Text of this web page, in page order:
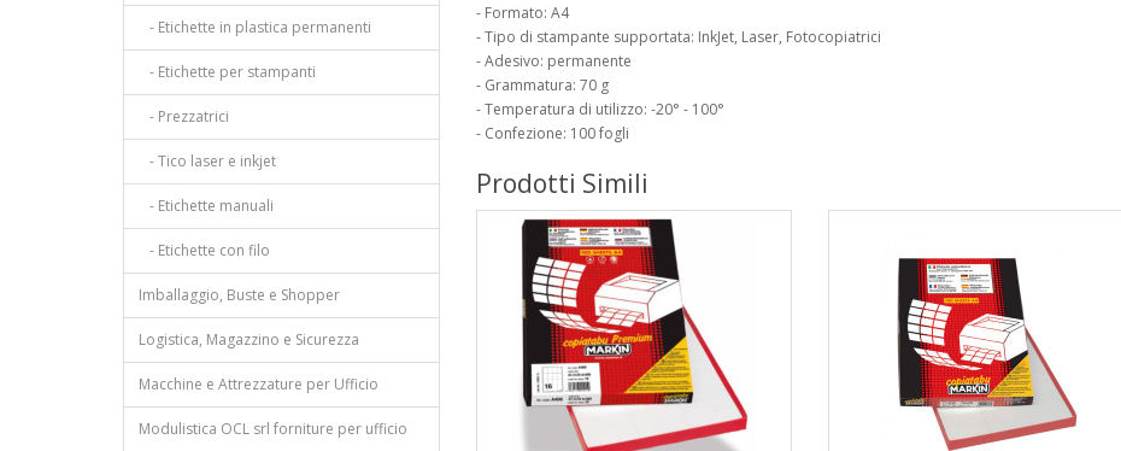
- Etichette in plastica permanenti
- Etichette per stampanti
- Prezzatrici
- Tico laser e inkjet
- Etichette manuali
- Etichette con filo
Imballaggio, Buste e Shopper
Logistica, Magazzino e Sicurezza
Macchine e Attrezzature per Ufficio
Modulistica OCL srl forniture per ufficio
- Formato: A4
- Tipo di stampante supportata: InkJet, Laser, Fotocopiatrici
- Adesivo: permanente
- Grammatura: 70 g
- Temperatura di utilizzo: -20° - 100°
- Confezione: 100 fogli
Prodotti Simili